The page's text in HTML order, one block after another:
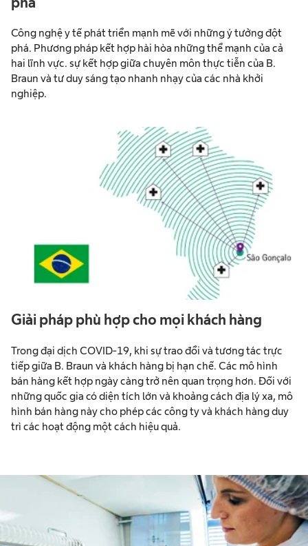
Công nghệ y tế phát triển mạnh mẽ với những ý tưởng đột
phá. Phương pháp kết hợp hài hòa những thể mạnh của cả
hai lĩnh vực. sự kết hợp giữa chuyên môn thực tiễn của B.
Braun và tư duy sáng tạo nhanh nhạy của các nhà khởi
nghiệp.
Giải pháp phù hợp cho mọi khách hàng
Trong đại dịch COVID-19, khi sự trao đổi và tương tác trực
tiếp giữa B. Braun và khách hàng bị hạn chế. Các mô hình
bán hàng kết hợp ngày càng trở nên quan trọng hơn. Đối với
những quốc gia có diện tích lớn và khoảng cách địa lý xa, mô
hình bán hàng này cho phép các công ty và khách hàng duy
trì các hoạt động một cách hiệu quả.